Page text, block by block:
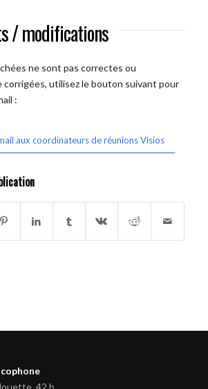
/ modifications
ne sont pas correctes ou
utilisez le bouton suivant pour
:
aux coordinateurs de réunions Visios
42 b